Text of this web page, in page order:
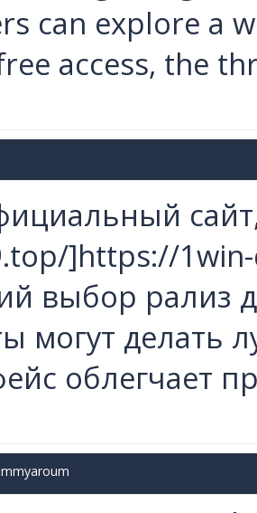
can explore a
access, the
]https://
выбор рализ
могут делать
облегчает